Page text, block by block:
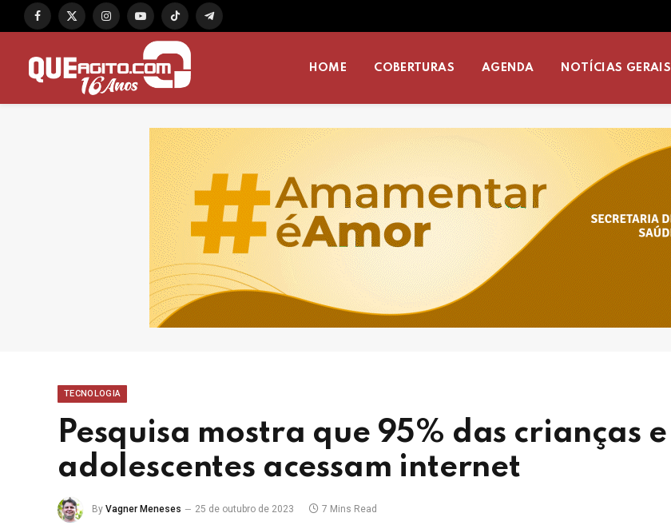
Facebook
X
InstagramYouTubeTikTok Telegram
HOME COBERTURAS AGENDA NOTÍCIAS GERAIS
TECNOLOGIA
Pesquisa mostra que 95% das crianças e
adolescentes acessam internet
By Vagner Meneses 25 de outubro de 2023 7 Mins Read